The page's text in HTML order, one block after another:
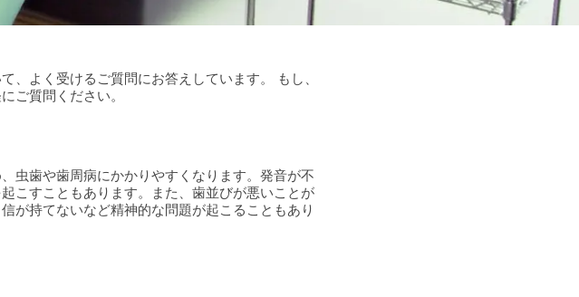
、よく受けるご質問にお答えしています。 もし、
ご質問ください。
虫歯や歯周病にかかりやすくなります。発音が不
こすこともあります。また、歯並びが悪いことが
が持てないなど精神的な問題が起こることもあり